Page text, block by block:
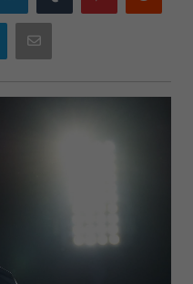
Telegram